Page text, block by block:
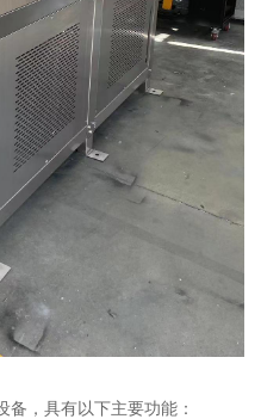
备，具有以下主要功能：